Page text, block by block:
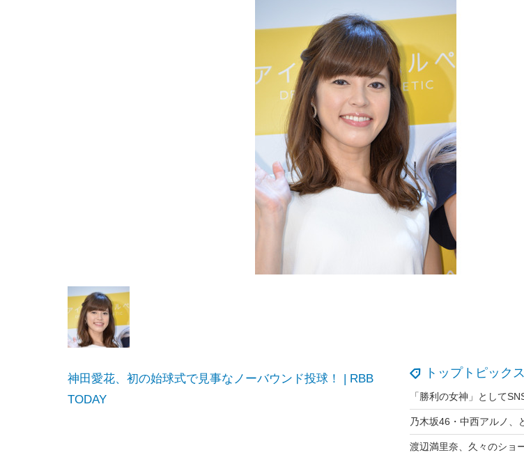
トップトピックス
神田愛花、初の始球式で見事なノーバウンド投球！ | RBB
TODAY